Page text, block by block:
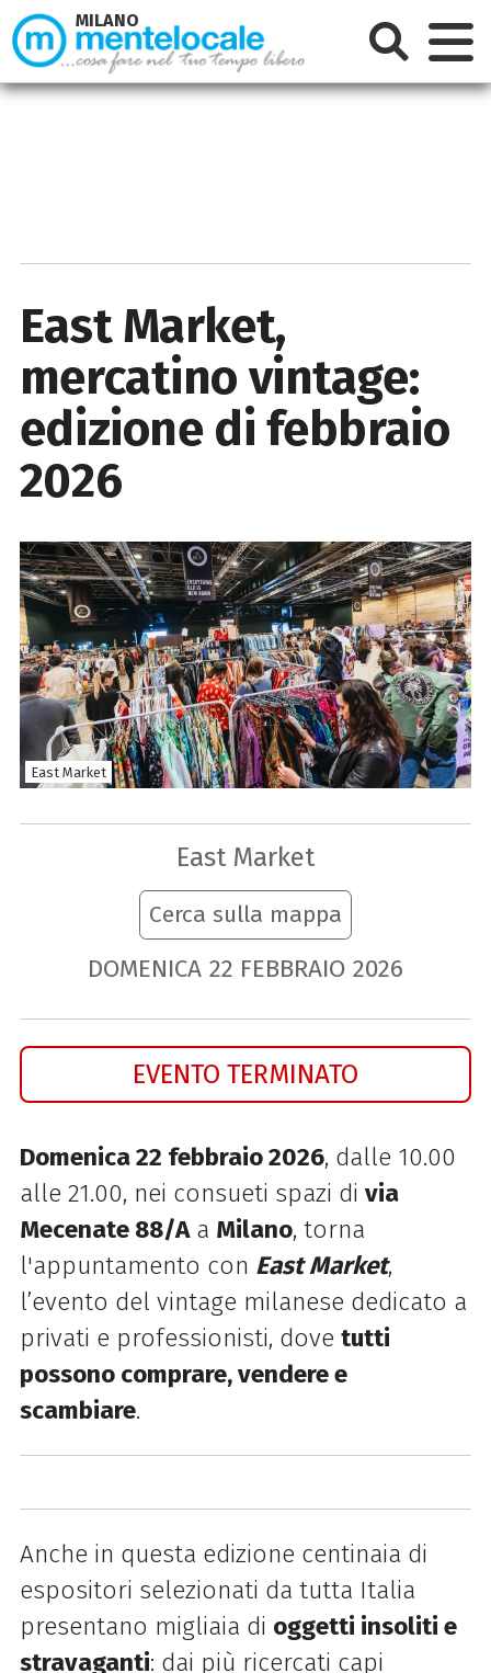
East Market,
mercatino vintage:
edizione di febbraio
2026
East Market
East Market
Cerca sulla mappa
DOMENICA 22 FEBBRAIO 2026
EVENTO TERMINATO
Domenica 22 febbraio 2026, dalle 10.00
alle 21.00, nei consueti spazi di via
Mecenate 88/Aa Milano, torna
l'appuntamento con East Market,
l’evento del vintage milanese dedicato a
privati e professionisti, dove tutti
possono comprare, vendere e
scambiare.
Anche in questa edizione centinaia di
espositori selezionati da tutta Italia
presentano migliaia di oggetti insoliti e
stravaganti: dai più ricercati capi
MILANO